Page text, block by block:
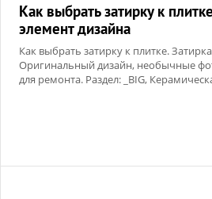
Как выбрать затирку к
элемент дизайна
Как выбрать затирку к плитке.
Оригинальный дизайн, необычные
для ремонта. Раздел: _BIG,